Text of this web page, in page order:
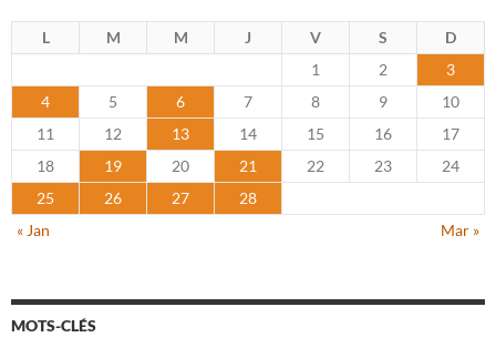
L M M J V S
D
1
2
3
4
5 6 7 8 9
10
11
12 13 14 15 16
17
18
19 20 21 22 23
24
25
26 27
28
« Jan
Mar »
MOTS-CLÉS